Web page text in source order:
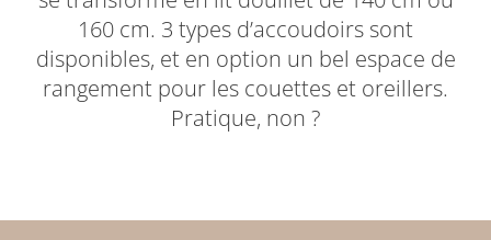
160 cm. 3 types d’accoudoirs sont
disponibles, et en option un bel espace de
rangement pour les couettes et oreillers.
Pratique, non ?